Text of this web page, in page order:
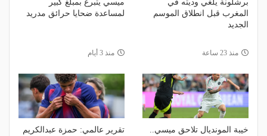
برشلونة يلغي وديته في
المغرب قبل انطلاق الموسم
الجديد
منذ 23 ساعة
ميسي يتبرع بمبلغ كبير
لمساعدة ضحايا حرائق مدريد
منذ 3 أيام
خيبة المونديال تلاحق ميسي..
تقرير عالمي: حمزة عبدالكريم